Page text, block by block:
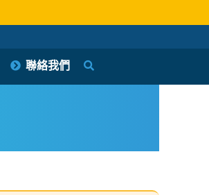
聯絡我們